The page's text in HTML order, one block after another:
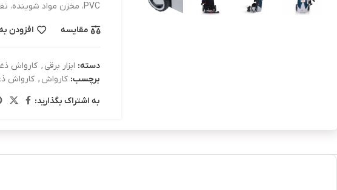
PVC، مخزن مواد شوینده، تفنگ آب‌پاش، کابل 5 متری
مقایسه افزودن
دسته: ابزار برقی , کارواش
برچسب: کارواش , کارواش
به اشتراک بگذارید: